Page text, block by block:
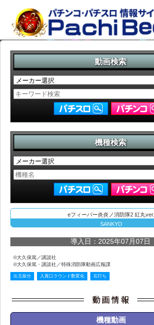
動画検索
機種検索
eフィーバー炎炎ノ消防隊2 紅丸ver.
SANKYO
導入日：2025年07月07日
©大久保篤／講談社
©大久保篤・講談社／特殊消防隊動画広報課
出玉振分 入賞口ラウンド数変化 右打ち
機種動画